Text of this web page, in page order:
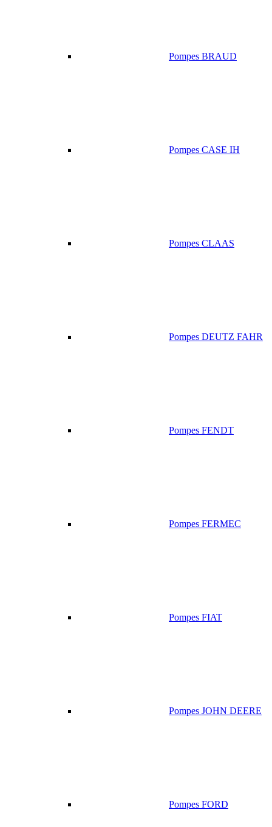
Pompes BRAUD
Pompes CASE IH
Pompes CLAAS
Pompes DEUTZ FAHR
Pompes FENDT
Pompes FERMEC
Pompes FIAT
Pompes JOHN DEERE
Pompes FORD